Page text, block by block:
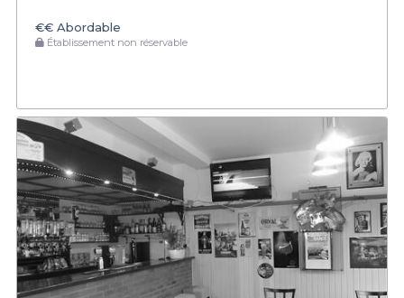
€€ Abordable
Établissement non réservable